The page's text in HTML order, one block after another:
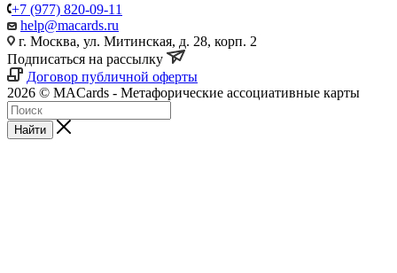
+7 (977) 820-09-11
help@macards.ru
г. Москва, ул. Митинская, д. 28, корп. 2
Подписаться на рассылку
Договор публичной оферты
2026 © MACards - Метафорические ассоциативные карты
Найти